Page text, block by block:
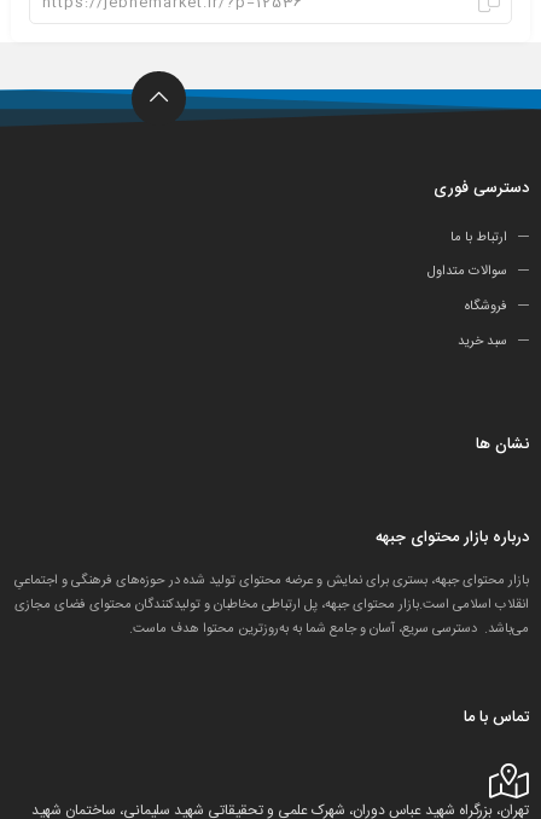
دسترسی فوری
ارتباط با ما
سوالات متداول
فروشگاه
سبد خرید
نشان ها
درباره بازار محتوای جبهه
بازار محتوای جبهه، بستری برای نمایش و عرضه محتوای تولید شده در حوزه‌های فرهنگی و اجتماعیِ
انقلاب اسلامی است.بازار محتوای جبهه، پل ارتباطی مخاطبان و تولید‌کنندگان محتوای فضای مجازی
می‌باشد. دسترسی سریع، آسان و جامع شما به به‌روزترین محتوا هدف ماست.
تماس با ما
تهران، بزرگراه شهید عباس دوران، شهرک علمی و تحقیقاتی شهید سلیمانی، ساختمان شهید